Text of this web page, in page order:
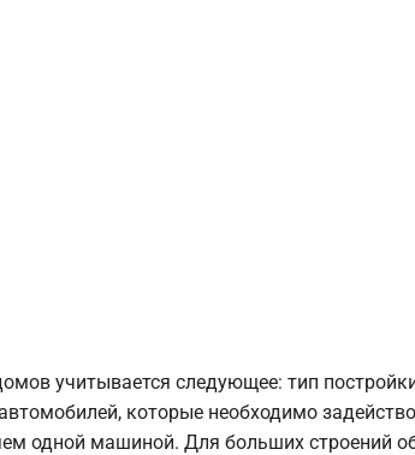
учитывается следующее: тип
которые необходимо
одной машиной. Для больших строений